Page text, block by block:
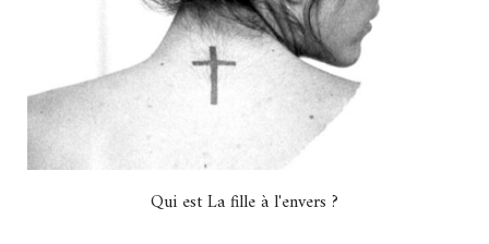
Qui est La fille à l'envers ?